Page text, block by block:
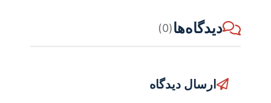
دیدگاه‌ها(0)
ارسال دیدگاه